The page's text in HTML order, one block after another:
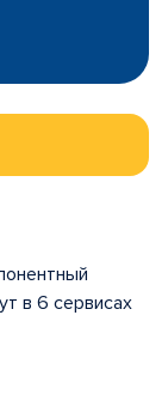
в 6 сервисах